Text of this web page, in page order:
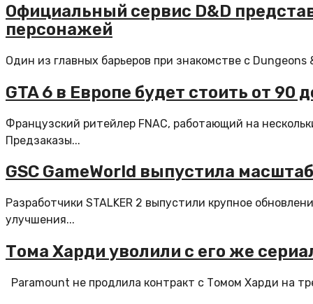
Официальный сервис D&D
персонажей
Один из главных барьеров при знакомстве с
GTA 6 в Европе будет стоить от 90
Французский ритейлер FNAC, работающий на
Предзаказы...
GSC GameWorld выпустила
Разработчики STALKER 2 выпустили крупное
улучшения...
Тома Харди уволили с его же
Paramount не продлила контракт с Томом Харди на